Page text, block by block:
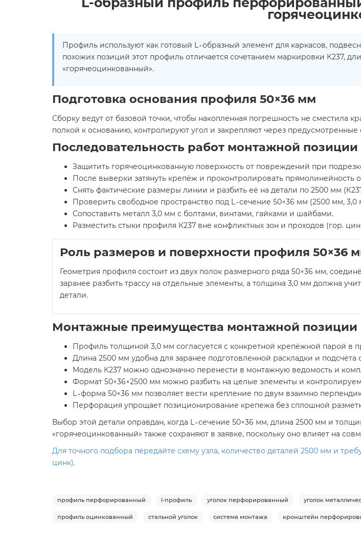
Профиль используют как готовый L‑образный элемент для каркасов,
похожих позиций этот профиль отличается сочетанием маркировки К237,
«горячеоцинкованный».
Подготовка основания профиля 50×36 мм
Сборку ведут от базовой точки, чтобы накопленная погрешность не
полкой к основанию, контролируют угол и закрепляют через предусмотренные
Последовательность работ монтажной позиции
Защитить горячеоцинкованную поверхность от повреждений при
После выверки затянуть крепёж и проконтролировать прямолинейность
Снять фактические размеры линии и разбить её на детали по 2500 мм
Проверить свободное пространство под L‑сечение 50×36 мм (2500 мм, 3,0
Сопоставить металл 3,0 мм с болтами, винтами, гайками и шайбами.
Разместить стыки профиля К237 вне конфликтных зон и проходов (гор.
Роль размеров и поверхности профиля 50×36
Геометрия профиля состоит из двух полок размерного ряда 50×36 мм,
заранее разбить трассу на отдельные элементы, а толщина 3,0 мм должна
детали.
Монтажные преимущества монтажной позиции
Профиль толщиной 3,0 мм согласуется с конкретной крепёжной парой в
Длина 2500 мм удобна для заранее подготовленной раскладки и подсчёта
Модель К237 можно однозначно перенести в монтажную ведомость и
Формат 50×36×2500 мм можно разбить на целые элементы и
L‑форма 50×36 мм позволяет вести крепление по двум взаимно
Перфорация упрощает позиционирование крепежа без сплошной
Выбор этой детали оправдан, когда L‑сечение 50×36 мм, длина 2500 мм и
«горячеоцинкованный» также сохраняют в заявке, поскольку оно влияет на
Для точного подбора передайте схему узла, количество деталей 2500 мм и
цинк).
профиль перфорированный l-профиль уголок перфорированный уголок
профиль оцинкованный стальной уголок система монтажа кронштейн